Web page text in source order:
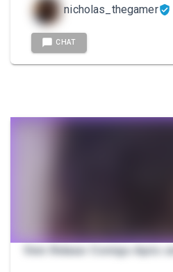
nicholas_thegamer
CHAT
Vem Relaxar Comigo Após